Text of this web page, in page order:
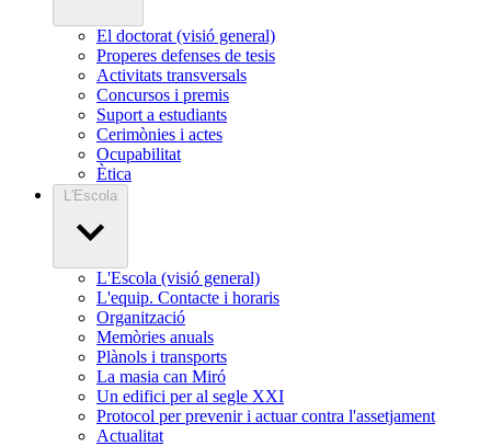
El doctorat (visió general)
Properes defenses de tesis
Activitats transversals
Concursos i premis
Suport a estudiants
Cerimònies i actes
Ocupabilitat
Ètica
L'Escola
L'Escola (visió general)
L'equip. Contacte i horaris
Organització
Memòries anuals
Plànols i transports
La masia can Miró
Un edifici per al segle XXI
Protocol per prevenir i actuar contra l'assetjament
Actualitat